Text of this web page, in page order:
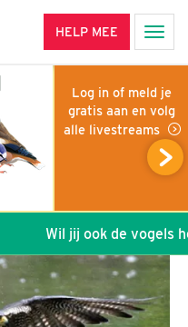
HELP MEE
Log in of meld je
gratis aan en volg
alle livestreams
Wil jij ook de vogels